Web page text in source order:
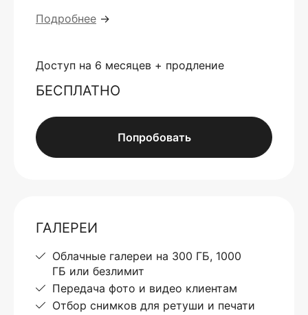
Подробнее →
Доступ на 6 месяцев + продление
БЕСПЛАТНО
Попробовать
ГАЛЕРЕИ
Облачные галереи на 300 ГБ, 1000
ГБ или безлимит
Передача фото и видео клиентам
Отбор снимков для ретуши и печати